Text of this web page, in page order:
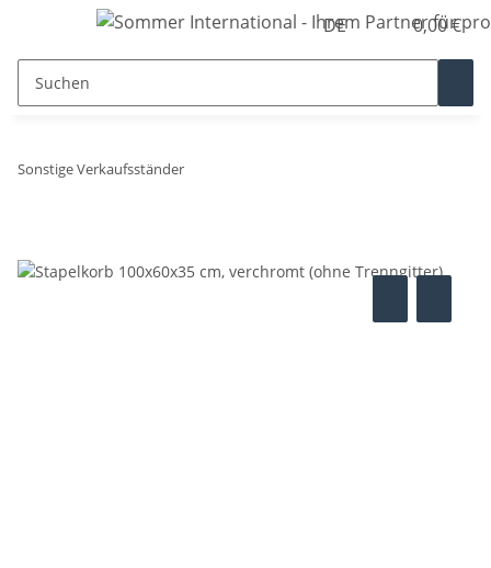
DE 0,00 €
Sonstige Verkaufsständer